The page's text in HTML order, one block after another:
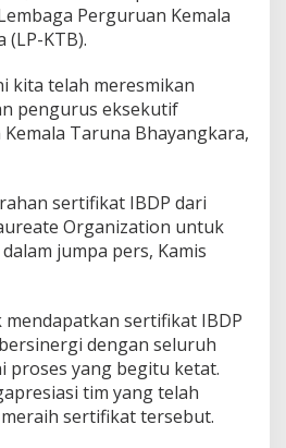
k
G
n
r
a
M
d
a
t
u
k
W
u
j
Perguruan Kemala
(LP-KTB).
kita telah meresmikan
pengurus eksekutif
Taruna Bhayangkara,
sertifikat IBDP dari
Organization untuk
jumpa pers, Kamis
sertifikat IBDP
dengan seluruh
proses yang begitu ketat.
tim yang telah
sertifikat tersebut.